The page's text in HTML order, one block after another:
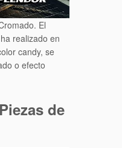
El
realizado en
candy, se
o efecto
de